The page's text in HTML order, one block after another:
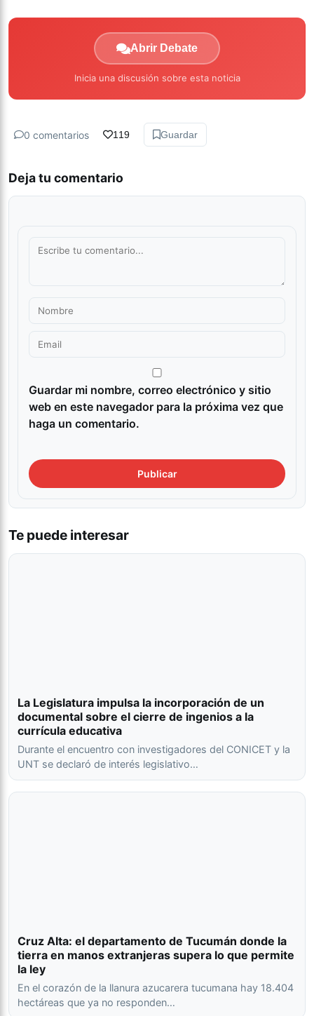
Abrir Debate
Inicia una discusión sobre esta noticia
0 comentarios 119 Guardar
Deja tu comentario
Guardar mi nombre, correo electrónico y sitio
web en este navegador para la próxima vez que
haga un comentario.
Te puede interesar
La Legislatura impulsa la incorporación de un
documental sobre el cierre de ingenios a la
currícula educativa
Durante el encuentro con investigadores del CONICET y la
UNT se declaró de interés legislativo…
Cruz Alta: el departamento de Tucumán donde la
tierra en manos extranjeras supera lo que permite
la ley
En el corazón de la llanura azucarera tucumana hay 18.404
hectáreas que ya no responden…